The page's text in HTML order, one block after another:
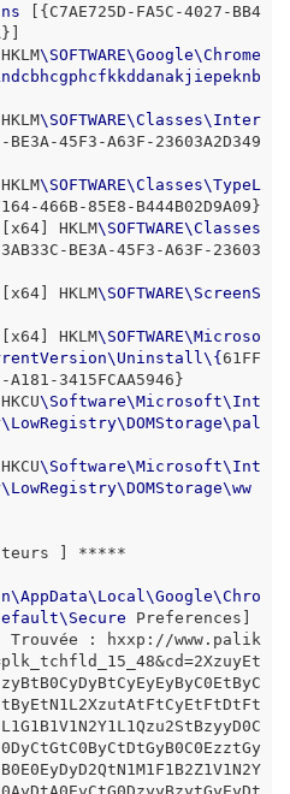
[{C7AE725D-FA5C-4027-BB4
\ SOFTWARE\Google\Chrome
\ SOFTWARE\Classes\ Inter
BE3A-45F3-A63F-23603A2D349
\ SOFTWARE\Classes\TypeL
466B-85E8-B444B02D9A09}
HKLM\ SOFTWARE\Classes
BE3A-45F3-A63F-23603
HKLM\ SOFTWARE\ ScreenS
HKLM\ SOFTWARE\Microso
\ Uninstall \ {61FF
A181-3415FCAA5946}
\ Software\Microsoft\ Int
\ LowRegistry\DOMStorage\ pal
\ Software\Microsoft\ Int
\ LowRegistry\DOMStorage\ww
] *****
\AppData\ Local \Google\Chro
\ Secure Preferences]
Trouvée : hxxp://www.palik